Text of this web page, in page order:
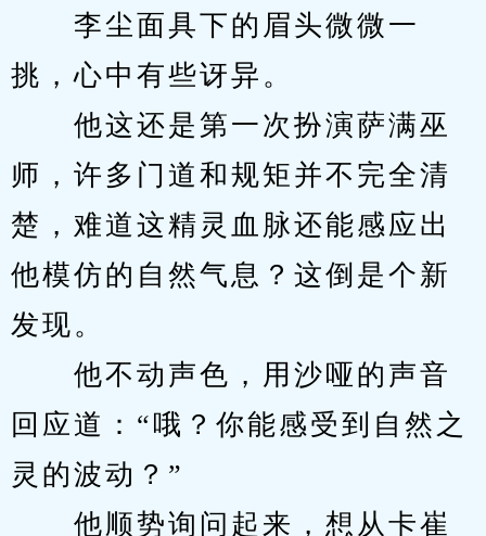
李尘面具下的眉头微微一
挑，心中有些讶异。
他这还是第一次扮演萨满巫
师，许多门道和规矩并不完全清
楚，难道这精灵血脉还能感应出
他模仿的自然气息？这倒是个新
发现。
他不动声色，用沙哑的声音
回应道：“哦？你能感受到自然之
灵的波动？”
他顺势询问起来，想从卡崔